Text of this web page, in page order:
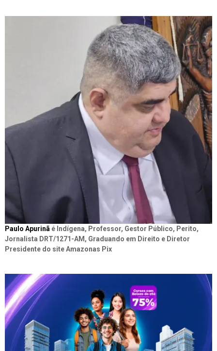
Paulo Apurinã é Indígena, Professor, Gestor Público, Perito,
Jornalista DRT/1271-AM, Graduando em Direito e Diretor
Presidente do site Amazonas Pix